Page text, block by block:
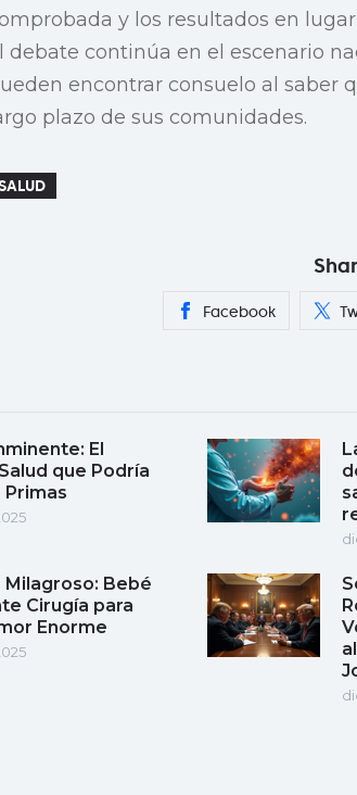
y los resultados en
debate continúa en el escenario
encontrar consuelo al saber
plazo de sus comunidades.
SALUD
Facebook
El
que Podría
Primas
Bebé
Cirugía para
Enorme